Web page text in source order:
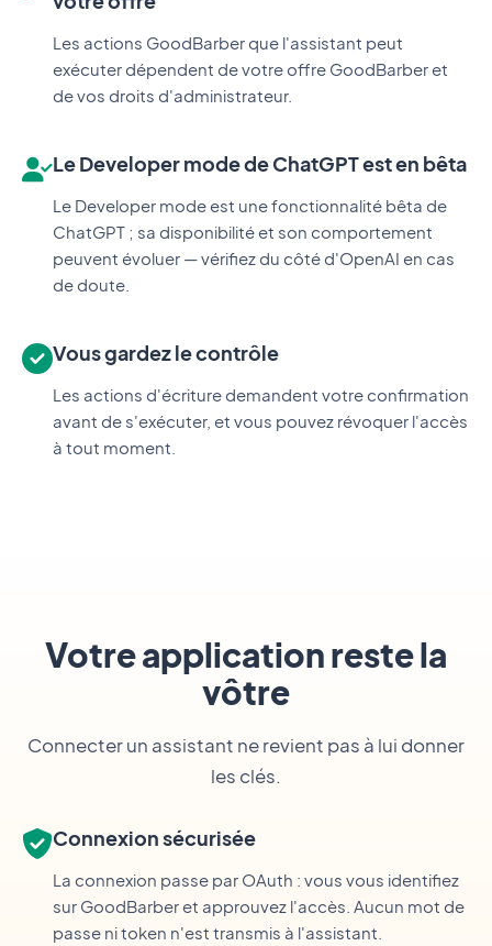
Les actions GoodBarber que l'assistant peut
exécuter dépendent de votre offre GoodBarber et
de vos droits d'administrateur.
Le Developer mode de ChatGPT est en bêta
Le Developer mode est une fonctionnalité bêta de
ChatGPT ; sa disponibilité et son comportement
peuvent évoluer — vérifiez du côté d'OpenAI en cas
de doute.
Vous gardez le contrôle
Les actions d'écriture demandent votre confirmation
avant de s'exécuter, et vous pouvez révoquer l'accès
à tout moment.
Votre application reste la
vôtre
Connecter un assistant ne revient pas à lui donner
les clés.
Connexion sécurisée
La connexion passe par OAuth : vous vous identifiez
sur GoodBarber et approuvez l'accès. Aucun mot de
passe ni token n'est transmis à l'assistant.